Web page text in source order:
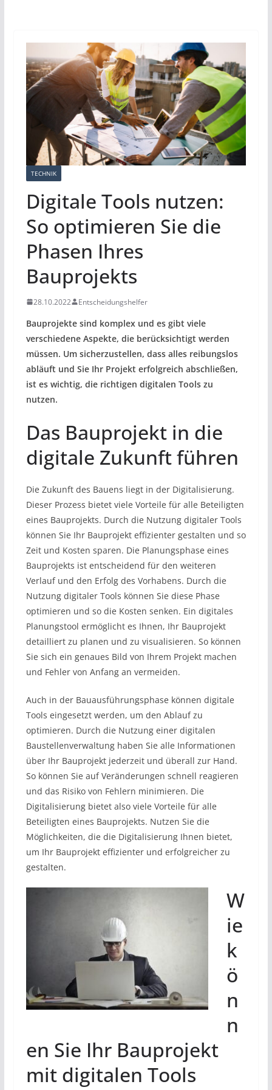
TECHNIK
Digitale Tools nutzen:
So optimieren Sie die
Phasen Ihres
Bauprojekts
28.10.2022 Entscheidungshelfer
Bauprojekte sind komplex und es gibt viele
verschiedene Aspekte, die berücksichtigt werden
müssen. Um sicherzustellen, dass alles reibungslos
abläuft und Sie Ihr Projekt erfolgreich abschließen,
ist es wichtig, die richtigen digitalen Tools zu
nutzen.
Das Bauprojekt in die
digitale Zukunft führen
Die Zukunft des Bauens liegt in der Digitalisierung.
Dieser Prozess bietet viele Vorteile für alle Beteiligten
eines Bauprojekts. Durch die Nutzung digitaler Tools
können Sie Ihr Bauprojekt effizienter gestalten und so
Zeit und Kosten sparen. Die Planungsphase eines
Bauprojekts ist entscheidend für den weiteren
Verlauf und den Erfolg des Vorhabens. Durch die
Nutzung digitaler Tools können Sie diese Phase
optimieren und so die Kosten senken. Ein digitales
Planungstool ermöglicht es Ihnen, Ihr Bauprojekt
detailliert zu planen und zu visualisieren. So können
Sie sich ein genaues Bild von Ihrem Projekt machen
und Fehler von Anfang an vermeiden.
Auch in der Bauausführungsphase können digitale
Tools eingesetzt werden, um den Ablauf zu
optimieren. Durch die Nutzung einer digitalen
Baustellenverwaltung haben Sie alle Informationen
über Ihr Bauprojekt jederzeit und überall zur Hand.
So können Sie auf Veränderungen schnell reagieren
und das Risiko von Fehlern minimieren. Die
Digitalisierung bietet also viele Vorteile für alle
Beteiligten eines Bauprojekts. Nutzen Sie die
Möglichkeiten, die die Digitalisierung Ihnen bietet,
um Ihr Bauprojekt effizienter und erfolgreicher zu
gestalten.
W
ie
k
ö
n
n
en Sie Ihr Bauprojekt
mit digitalen Tools